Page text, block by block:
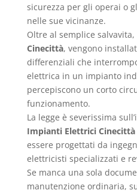
sicurezza per gli operai o
nelle sue vicinanze.
Oltre al semplice salvavita,
Cinecittà, vengono
differenziali che
elettrica in un impianto
percepiscono un corto
funzionamento.
La legge è severissima
Impianti Elettrici Cinecittà
essere progettati da
elettricisti specializzati e
Se manca una sola
manutenzione ordinaria,